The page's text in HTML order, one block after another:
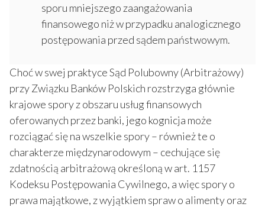
sporu mniejszego zaangażowania
finansowego niż w przypadku analogicznego
postępowania przed sądem państwowym.
Choć w swej praktyce Sąd Polubowny (Arbitrażowy)
przy Związku Banków Polskich rozstrzyga głównie
krajowe spory z obszaru usług finansowych
oferowanych przez banki, jego kognicja może
rozciągać się na wszelkie spory – również te o
charakterze międzynarodowym – cechujące się
zdatnością arbitrażową określoną w art. 1157
Kodeksu Postępowania Cywilnego, a więc spory o
prawa majątkowe, z wyjątkiem spraw o alimenty oraz